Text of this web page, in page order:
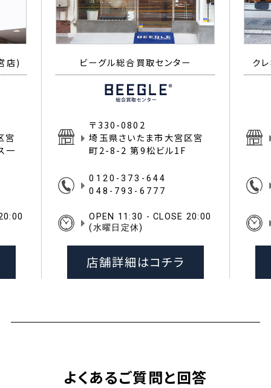
店)
宮
一
ビーグル総合買取センター
〒330-0802
埼玉県さいたま市大宮区宮
町2-8-2 第9松ビル1F
0120-373-644
048-793-6777
OPEN 11:30 - CLOSE 20:00
(水曜日定休)
店舗詳細はコチラ
ク
よくあるご質問と回答